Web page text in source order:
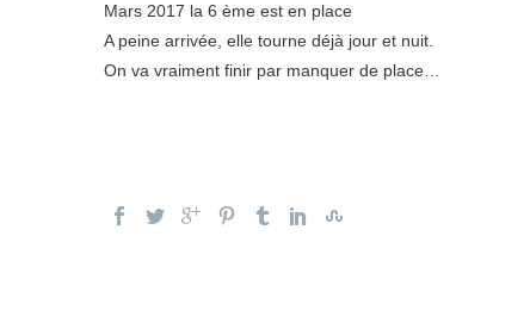
Mars 2017 la 6 ème est en place
A peine arrivée, elle tourne déjà jour et nuit.
On va vraiment finir par manquer de place…